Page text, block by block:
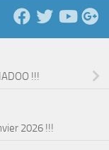
!!!
2026 !!!